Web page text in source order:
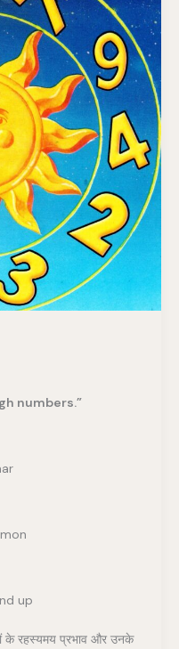
numbers.”
up
के रहस्यमय प्रभाव और उनके